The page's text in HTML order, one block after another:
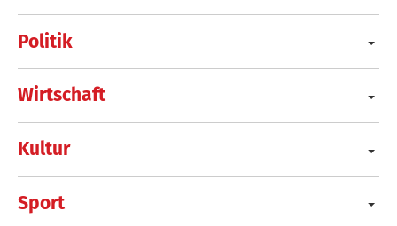
Politik
Wirtschaft
Kultur
Sport